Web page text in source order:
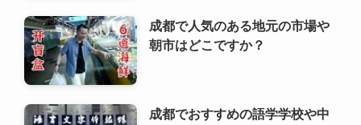
成都で人気のある地元の市場や
朝市はどこですか？
成都でおすすめの語学学校や中